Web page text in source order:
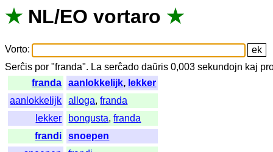
★ NL/EO vortaro ★
Vorto:
Serĉis por "franda". La serĉado daŭris 0,003sekundojn kaj
franda
aanlokkelijk, lekker
aanlokkelijk
alloga,franda
lekker
bongusta,franda
frandi
snoepen